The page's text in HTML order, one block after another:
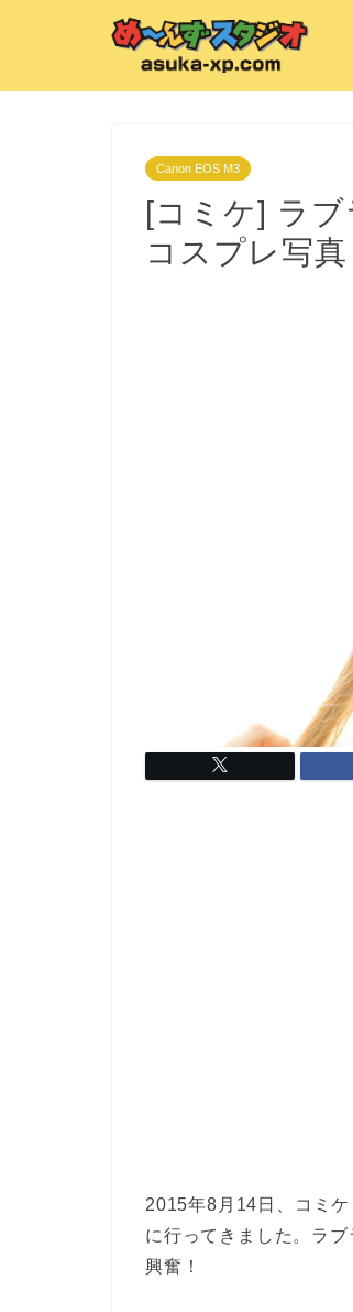
Canon EOS M3
[コミケ] ラブ
コスプレ写
2015年8月14日、コミ
に行ってきました。ラ
興奮！